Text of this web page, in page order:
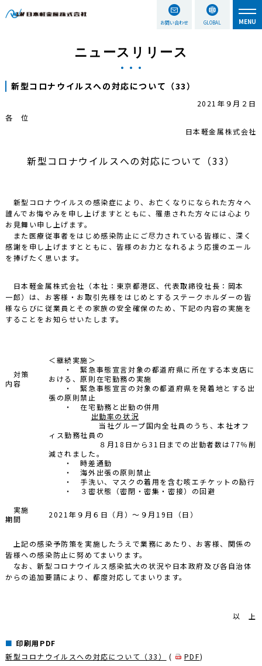
お問い合わせ GLOBAL
ニュースリリース
新型コロナウイルスへの対応について（33）
2021年９月２日
各 位
日本軽金属株式会社
新型コロナウイルスへの対応について（33）
新型コロナウイルスの感染症により、お亡くなりになられた方々へ
謹んでお悔やみを申し上げますとともに、罹患された方々には心より
お見舞い申し上げます。
また医療従事者をはじめ感染防止にご尽力されている皆様に、深く
感謝を申し上げますとともに、皆様のお力となれるよう応援のエール
を捧げたく思います。
日本軽金属株式会社（本社：東京都港区、代表取締役社長：岡本
一郎）は、お客様・お取引先様をはじめとするステークホルダーの皆
様ならびに従業員とその家族の安全確保のため、下記の内容の実施を
することをお知らせいたします。
対策
内容
＜継続実施＞
・ 緊急事態宣言対象の都道府県に所在する本支店に
おける、原則在宅勤務の実施
・ 緊急事態宣言の対象の都道府県を発着地とする出
張の原則禁止
・ 在宅勤務と出勤の併用
出勤率の状況
当社グループ国内全社員のうち、本社オフ
ィス勤務社員の
８月18日から31日までの出勤者数は77％削
減されました。
・ 時差通勤
・ 海外出張の原則禁止
・ 手洗い、マスクの着用を含む咳エチケットの励行
・ ３密状態（密閉・密集・密接）の回避
実施
期間
2021年９月６日（月）～９月19日（日）
上記の感染予防策を実施したうえで業務にあたり、お客様、関係の
皆様への感染防止に努めてまいります。
なお、新型コロナウイルス感染拡大の状況や日本政府及び各自治体
からの追加要請により、都度対応してまいります。
以 上
印刷用PDF
新型コロナウイルスへの対応について（33）
( PDF)